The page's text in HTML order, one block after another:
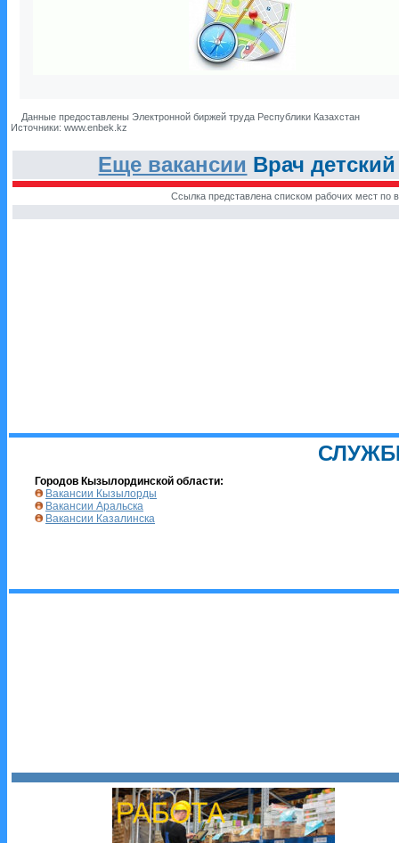
Данные предоставлены Электронной биржей труда Республики Казахстан
Источники: www.enbek.kz
Еще вакансии Врач
Ссылка представлена списком рабочих мест по
Городов Кызылординской области:
Вакансии Кызылорды
Вакансии Аральска
Вакансии Казалинска